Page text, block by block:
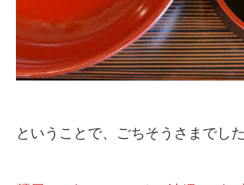
ということで、ごちそうさまでした